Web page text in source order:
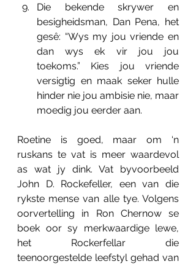
Die bekende skrywer en
besigheidsman, Dan Pena, het
gesê: “Wys my jou vriende en
dan wys ek vir jou jou
toekoms.” Kies jou vriende
versigtig en maak seker hulle
hinder nie jou ambisie nie, maar
moedig jou eerder aan.
Roetine is goed, maar om ‘n
ruskans te vat is meer waardevol
as wat jy dink. Vat byvoorbeeld
John D. Rockefeller, een van die
rykste mense van alle tye. Volgens
oorvertelling in Ron Chernow se
boek oor sy merkwaardige lewe,
het Rockerfellar die
teenoorgestelde leefstyl gehad van